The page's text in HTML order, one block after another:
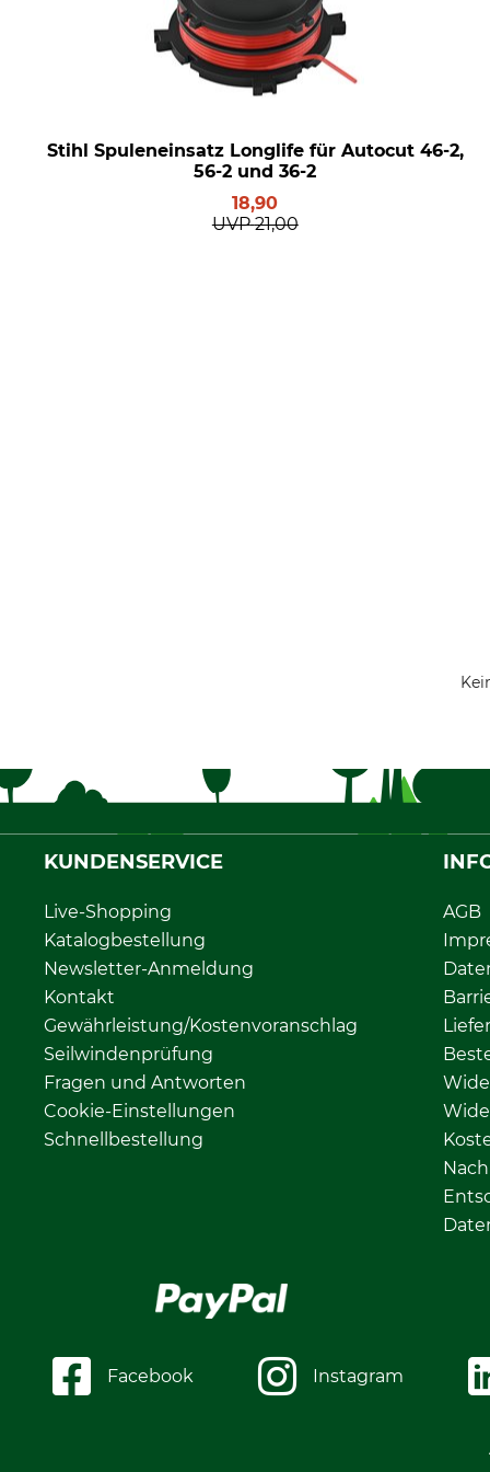
Stihl Spuleneinsatz Longlife für Autocut 46-2,
56-2 und 36-2
18,90
UVP 21,00
KUNDENSERVICE
Live-Shopping
Katalogbestellung
Newsletter-Anmeldung
Kontakt
Gewährleistung/Kostenvoranschlag
Seilwindenprüfung
Fragen und Antworten
Cookie-Einstellungen
Schnellbestellung
AGB
Facebook Instagram